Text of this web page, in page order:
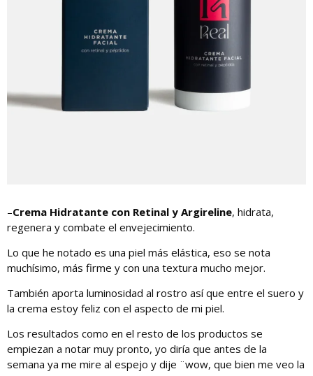
–Crema Hidratante con Retinal y Argireline, hidrata,
regenera y combate el envejecimiento.
Lo que he notado es una piel más elástica, eso se nota
muchísimo, más firme y con una textura mucho mejor.
También aporta luminosidad al rostro así que entre el suero y
la crema estoy feliz con el aspecto de mi piel.
Los resultados como en el resto de los productos se
empiezan a notar muy pronto, yo diría que antes de la
semana ya me mire al espejo y dije ¨wow, que bien me veo la